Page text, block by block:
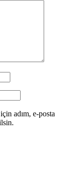
adım, e-posta